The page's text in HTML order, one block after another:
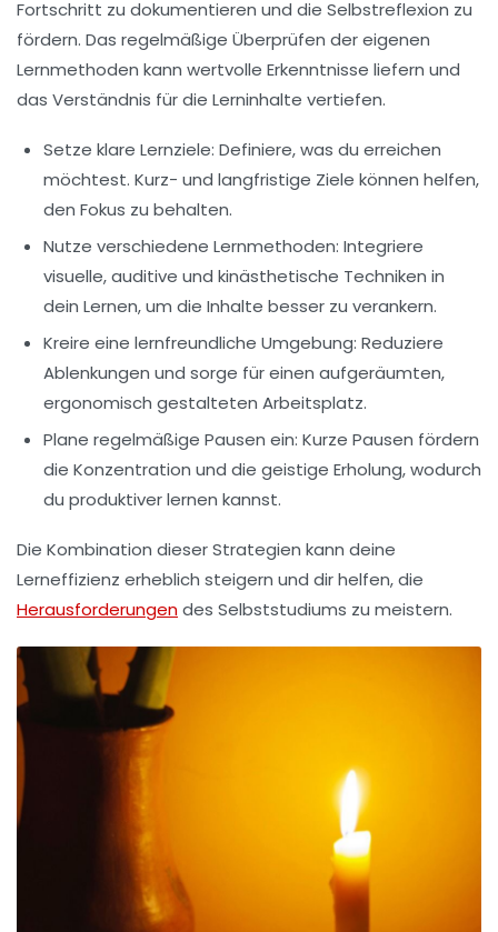
Fortschritt zu dokumentieren und die Selbstreflexion zu
fördern. Das regelmäßige Überprüfen der eigenen
Lernmethoden kann wertvolle Erkenntnisse liefern und
das Verständnis für die Lerninhalte vertiefen.
Setze klare Lernziele: Definiere, was du erreichen
möchtest. Kurz- und langfristige Ziele können helfen,
den Fokus zu behalten.
Nutze verschiedene Lernmethoden: Integriere
visuelle, auditive und kinästhetische Techniken in
dein Lernen, um die Inhalte besser zu verankern.
Kreire eine lernfreundliche Umgebung: Reduziere
Ablenkungen und sorge für einen aufgeräumten,
ergonomisch gestalteten Arbeitsplatz.
Plane regelmäßige Pausen ein: Kurze Pausen fördern
die Konzentration und die geistige Erholung, wodurch
du produktiver lernen kannst.
Die Kombination dieser Strategien kann deine
Lerneffizienz erheblich steigern und dir helfen, die
Herausforderungendes Selbststudiums zu meistern.